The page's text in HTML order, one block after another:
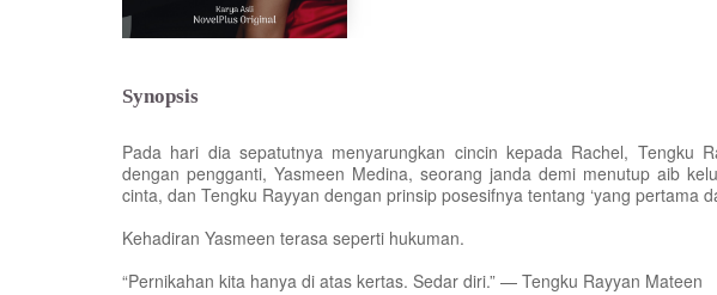
Synopsis
Pada hari dia sepatutnya menyarungkan cincin kepada Rachel, Tengku
dengan pengganti, Yasmeen Medina, seorang janda demi menutup aib
cinta, dan Tengku Rayyan dengan prinsip posesifnya tentang ‘yang pertama
Kehadiran Yasmeen terasa seperti hukuman.
“Pernikahan kita hanya di atas kertas. Sedar diri.” — Tengku Rayyan Mateen